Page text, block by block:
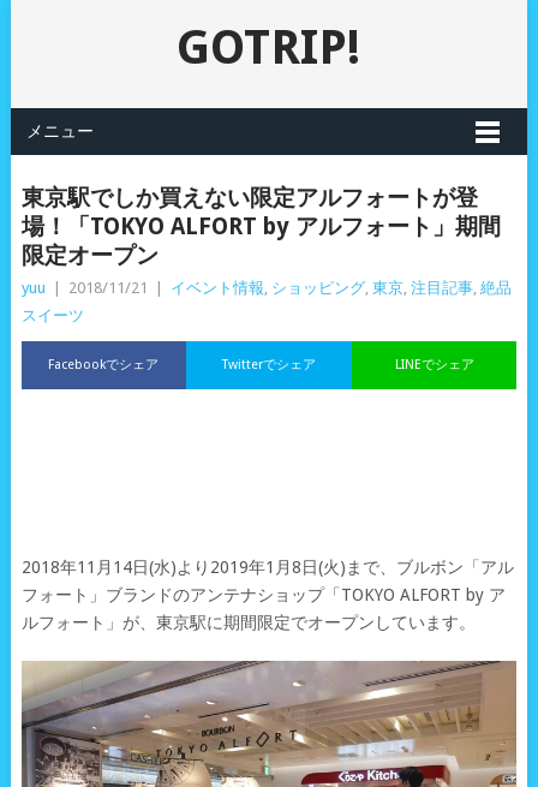
GOTRIP!
メニュー
東京駅でしか買えない限定アルフォートが登
場！「TOKYO ALFORT by アルフォート」期間
限定オープン
yuu 2018/11/21 イベント情報, ショッピング, 東京, 注目記事, 絶品
スイーツ
Facebookでシェア LINEでシェア
Twitterでシェア
2018年11月14日(水)より2019年1月8日(火)まで、ブルボン「アル
フォート」ブランドのアンテナショップ「TOKYO ALFORT by ア
ルフォート」が、東京駅に期間限定でオープンしています。